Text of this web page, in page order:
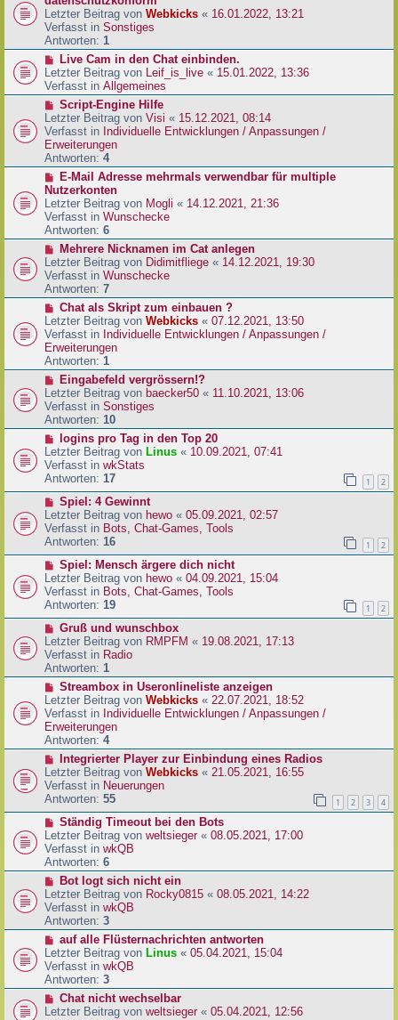
g
B
e
i
t
a
g
u
e
r
B
e
i
t
a
g
Letzter Beitrag von Webkicks « 16.01.2022, 13:21
Verfasst in Sonstiges
Antworten: 1
N
e
u
e
r
B
e
i
t
a
g
Live Cam in den Chat einbinden.
Letzter Beitrag von Leif_is_live « 15.01.2022, 13:36
Verfasst in Allgemeines
N
e
u
e
r
B
e
i
t
r
a
g
Script-Engine Hilfe
Letzter Beitrag von Visi « 15.12.2021, 08:14
Verfasst in Individuelle Entwicklungen / Anpassungen /
Erweiterungen
Antworten: 4
N
e
u
e
r
B
e
i
t
r
a
g
E-Mail Adresse mehrmals verwendbar für multiple
Nutzerkonten
Letzter Beitrag von Mogli « 14.12.2021, 21:36
Verfasst in Wunschecke
Antworten: 6
N
e
u
e
r
B
e
i
t
r
a
g
Mehrere Nicknamen im Cat anlegen
Letzter Beitrag von Didimitfliege « 14.12.2021, 19:30
Verfasst in Wunschecke
Antworten: 7
N
e
u
e
r
B
e
i
t
r
a
g
Chat als Skript zum einbauen ?
Letzter Beitrag von Webkicks « 07.12.2021, 13:50
Verfasst in Individuelle Entwicklungen / Anpassungen /
Erweiterungen
Antworten: 1
N
e
u
e
r
B
e
i
t
a
g
Eingabefeld vergrössern!?
Letzter Beitrag von baecker50 « 11.10.2021, 13:06
Verfasst in Sonstiges
Antworten: 10
N
e
u
e
r
B
e
i
t
r
a
g
logins pro Tag in den Top 20
Letzter Beitrag von Linus « 10.09.2021, 07:41
Verfasst in wkStats
Antworten: 17 1 2
N
e
u
e
r
B
e
i
t
r
a
g
Spiel: 4 Gewinnt
Letzter Beitrag von hewo « 05.09.2021, 02:57
Verfasst in Bots, Chat-Games, Tools
Antworten: 16 1 2
N
e
u
e
r
B
e
i
t
a
g
Spiel: Mensch ärgere dich nicht
Letzter Beitrag von hewo « 04.09.2021, 15:04
Verfasst in Bots, Chat-Games, Tools
Antworten: 19 1 2
N
e
u
e
r
B
e
i
t
r
a
g
Gruß und wunschbox
Letzter Beitrag von RMPFM « 19.08.2021, 17:13
Verfasst in Radio
Antworten: 1
N
e
u
e
r
B
e
i
t
r
a
g
Streambox in Useronlineliste anzeigen
Letzter Beitrag von Webkicks « 22.07.2021, 18:52
Verfasst in Individuelle Entwicklungen / Anpassungen /
Erweiterungen
Antworten: 4
N
e
u
e
r
B
e
i
t
a
g
Integrierter Player zur Einbindung eines Radios
Letzter Beitrag von Webkicks « 21.05.2021, 16:55
Verfasst in Neuerungen
Antworten: 55 1 2 3 4
N
e
u
e
r
B
e
i
t
a
g
Ständig Timeout bei den Bots
Letzter Beitrag von weltsieger« 08.05.2021, 17:00
Verfasst in wkQB
Antworten: 6
N
e
u
e
r
B
e
i
t
a
Bot logt sich nicht ein
Letzter Beitrag von Rocky0815 « 08.05.2021, 14:22
Verfasst in wkQB
Antworten: 3
N
e
u
e
r
B
auf alle Flüsternachrichten antworten
Letzter Beitrag von Linus « 05.04.2021, 15:04
Verfasst in wkQB
Antworten: 3
N
e
Chat nicht wechselbar
Letzter Beitrag von weltsieger « 05.04.2021, 12:56